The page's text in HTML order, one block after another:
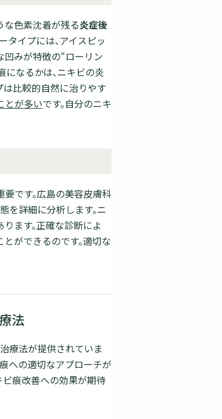
な色素沈着が残る炎症後
タイプには、アイスピッ
凹みが特徴の“ローリン
になるかは、ニキビの炎
は比較的自然に治りやす
とが多いです。自分のニキ
です。広島の美容皮膚科
を詳細に分析します。ニ
ます。正確な診断によ
ができるのです。適切な
法
療法が提供されていま
への適切なアプローチが
ビ痕改善への効果が期待